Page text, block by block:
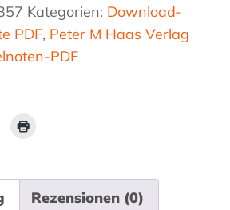
Kategorien: Download-
PDF, Peter M Haas Verlag
PDF
Rezensionen (0)